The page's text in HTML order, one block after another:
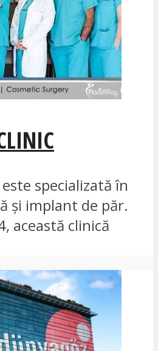
specializată în
și implant de păr.
această clinică